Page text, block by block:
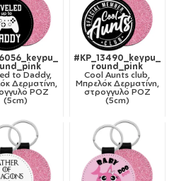
to Daddy,
Δερματίνη,
ΡΟΖ
(5cm)
#KP_13490_keypu_
round_pink
Cool Aunts club,
Μπρελόκ Δερματίνη,
στρογγυλό ΡΟΖ
(5cm)